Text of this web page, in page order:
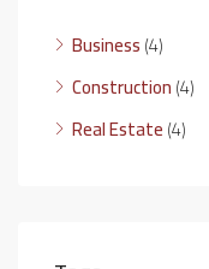
Business(4)
Construction(4)
Real Estate(4)